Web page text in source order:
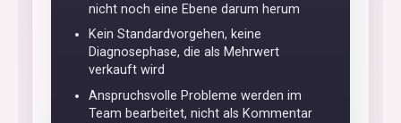
nicht noch eine Ebene darum herum
Kein Standardvorgehen, keine
Diagnosephase, die als Mehrwert
verkauft wird
Anspruchsvolle Probleme werden im
Team bearbeitet, nicht als Kommentar